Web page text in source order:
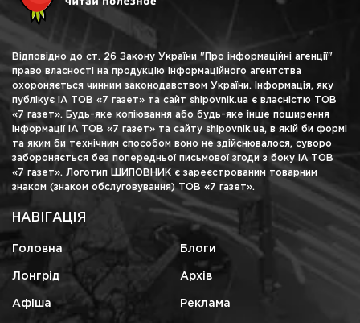
Відповідно до ст. 26 Закону України "Про інформаційні агенції"
право власності на продукцію інформаційного агентства
охороняється чинним законодавством України. Інформація, яку
публікує ІА ТОВ «7 газет» та сайт shipovnik.ua є власністю ТОВ
«7 газет». Будь-яке копіювання або будь-яке інше поширення
інформації ІА ТОВ «7 газет» та сайту shipovnik.ua, в якій би формі
та яким би технічним способом воно не здійснювалося, суворо
забороняється без попередньої письмової згоди з боку ІА ТОВ
«7 газет». Логотип ШИПОВНИК є зареєстрованим товарним
знаком (знаком обслуговування) ТОВ «7 газет».
НАВІГАЦІЯ
Головна Блоги
Лонгрід Архів
Афіша Реклама